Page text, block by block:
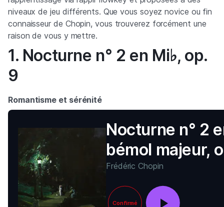
niveaux de jeu différents. Que vous soyez novice ou fin
connaisseur de Chopin, vous trouverez forcément une
raison de vous y mettre.
1. Nocturne n° 2 en Mi♭, op.
9
Romantisme et sérénité
Nocturne n° 2
bémol majeur,
Frédéric Chopin
Confirmé